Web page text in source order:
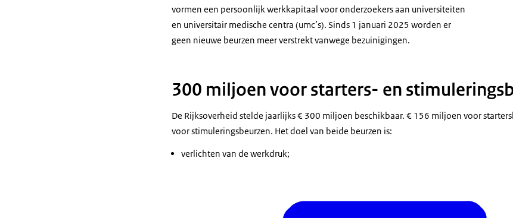
vormen een persoonlijk werkkapitaal voor onderzoekers aan universiteiten
en universitair medische centra (umc’s). Sinds 1 januari 2025 worden er
geen nieuwe beurzen meer verstrekt vanwege bezuinigingen.
300 miljoen voor starters- en
De Rijksoverheid stelde jaarlijks € 300 miljoen beschikbaar. € 156 miljoen voor
voor stimuleringsbeurzen. Het doel van beide beurzen is:
verlichten van de werkdruk;